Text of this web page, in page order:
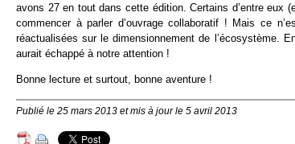
avons 27 en tout dans cette édition. Certains d’entre eux
commencer à parler d’ouvrage collaboratif ! Mais ce
réactualisées sur le dimensionnement de l’écosystème.
aurait échappé à notre attention !
Bonne lecture et surtout, bonne aventure !
Publié le 25 mars 2013 et mis à jour le 5 avril 2013